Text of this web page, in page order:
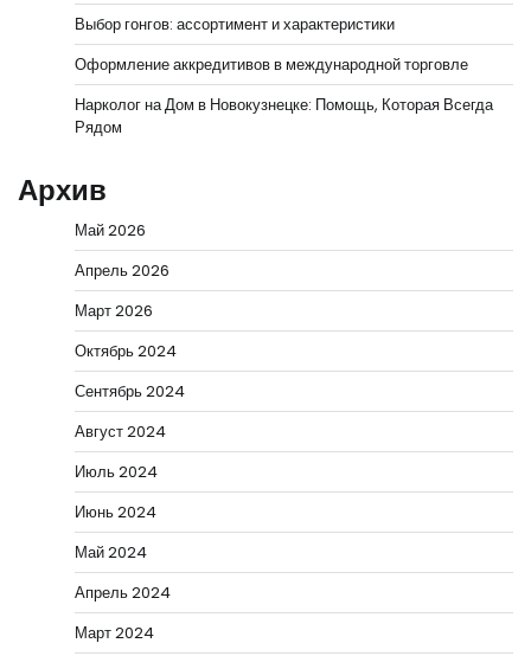
Выбор гонгов: ассортимент и характеристики
Оформление аккредитивов в международной торговле
Нарколог на Дом в Новокузнецке: Помощь, Которая Всегда
Рядом
Архив
Май 2026
Апрель 2026
Март 2026
Октябрь 2024
Сентябрь 2024
Август 2024
Июль 2024
Июнь 2024
Май 2024
Апрель 2024
Март 2024